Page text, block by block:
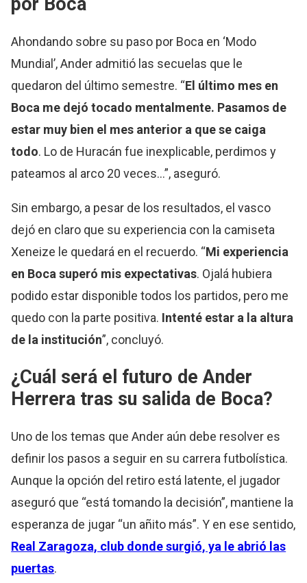
por Boca
Ahondando sobre su paso por Boca en ‘Modo
Mundial’, Ander admitió las secuelas que le
quedaron del último semestre. “El último mes en
Boca me dejó tocado mentalmente. Pasamos de
estar muy bien el mes anterior a que se caiga
todo. Lo de Huracán fue inexplicable, perdimos y
pateamos al arco 20 veces…”, aseguró.
Sin embargo, a pesar de los resultados, el vasco
dejó en claro que su experiencia con la camiseta
Xeneize le quedará en el recuerdo. “Mi experiencia
en Boca superó mis expectativas. Ojalá hubiera
podido estar disponible todos los partidos, pero me
quedo con la parte positiva. Intenté estar a la altura
de la institución”, concluyó.
¿Cuál será el futuro de Ander
Herrera tras su salida de Boca?
Uno de los temas que Ander aún debe resolver es
definir los pasos a seguir en su carrera futbolística.
Aunque la opción del retiro está latente, el jugador
aseguró que “está tomando la decisión”, mantiene la
esperanza de jugar “un añito más”. Y en ese sentido,
Real Zaragoza, club donde surgió, ya le abrió las
puertas.